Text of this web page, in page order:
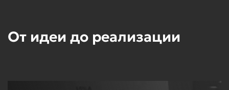
От идеи до реализации